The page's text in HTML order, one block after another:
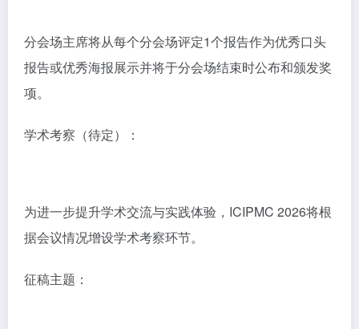
分会场主席将从每个分会场评定1个报告作为优秀口头
报告或优秀海报展示并将于分会场结束时公布和颁发奖
项。
学术考察（待定）：
为进一步提升学术交流与实践体验，ICIPMC 2026将根
据会议情况增设学术考察环节。
征稿主题：